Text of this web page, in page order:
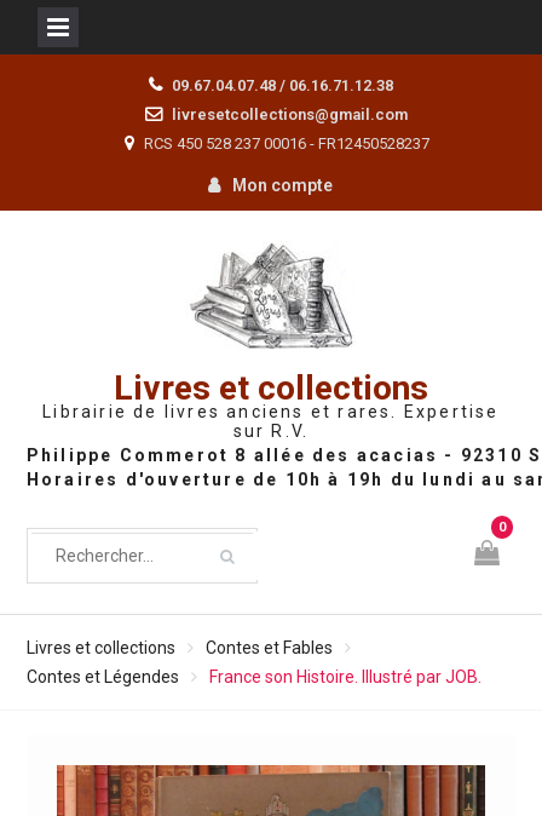
09.67.04.07.48 / 06.16.71.12.38
livresetcollections@gmail.com
RCS 450 528 237 00016 - FR12450528237
Mon compte
Livres et collections
Librairie de livres anciens et rares. Expertise
sur R.V.
0
Livres et collections
Contes et Fables
Contes et Légendes
France son Histoire. Illustré par JOB.